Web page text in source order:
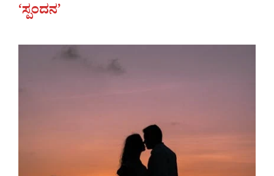
‘ಸ್ಪಂದನ’